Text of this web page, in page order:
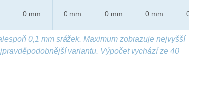
0 mm 0 mm 0 mm 0 mm 0 mm
0,1 mm srážek. Maximum zobrazuje nejvyšší
variantu. Výpočet vychází ze 40